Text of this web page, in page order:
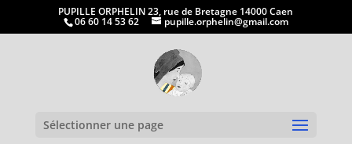
PUPILLE ORPHELIN 23, rue de Bretagne 14000 Caen
06 60 14 53 62 pupille.orphelin@gmail.com
Sélectionner une page